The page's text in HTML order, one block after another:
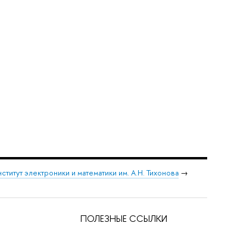
электроники и математики им. А.Н. Тихонова →
ПОЛЕЗНЫЕ ССЫЛКИ